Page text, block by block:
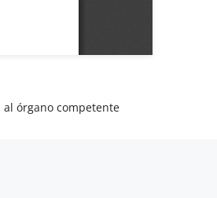
al órgano competente